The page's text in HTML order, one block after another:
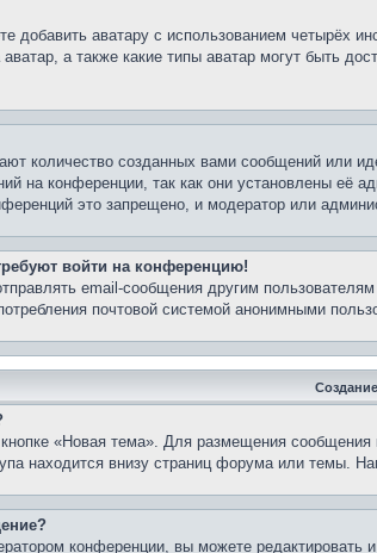
аватару с использованием четырёх
а также какие типы аватар могут быть
количество созданных вами сообщений или
на конференции, так как они установлены
это запрещено, и модератор или
войти на конференцию!
email-сообщения другим
почтовой системой анонимными
«Новая тема». Для размещения
находится внизу страниц форума или темы.
конференции, вы можете